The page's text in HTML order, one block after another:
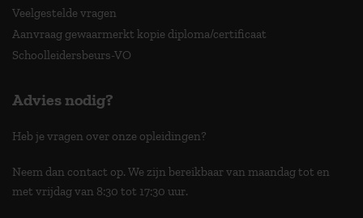
Veelgestelde vragen
Aanvraag gewaarmerkt kopie diploma/certificaat
Schoolleidersbeurs-VO
Advies nodig?
Heb je vragen over onze opleidingen?
Neem dan contact op. We zijn bereikbaar van maandag tot en
met vrijdag van 8:30 tot 17:30 uur.